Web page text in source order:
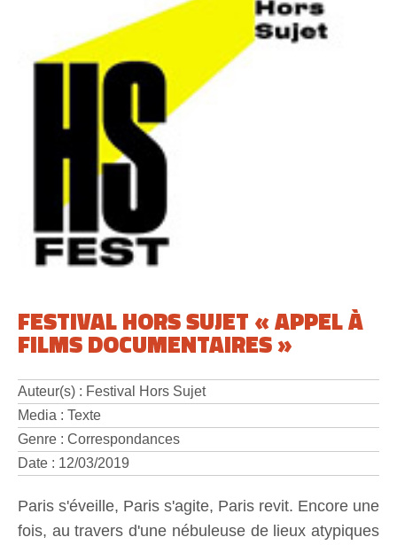
FESTIVAL HORS SUJET « APPEL À
FILMS DOCUMENTAIRES »
Auteur(s) : Festival Hors Sujet
Media : Texte
Genre : Correspondances
Date : 12/03/2019
Paris s'éveille, Paris s'agite, Paris revit. Encore une
fois, au travers d'une nébuleuse de lieux atypiques